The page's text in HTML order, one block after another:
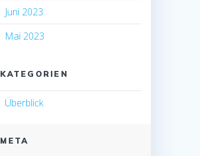
Juni 2023
Mai 2023
KATEGORIEN
Überblick
META